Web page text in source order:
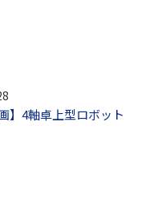
】4軸卓上型ロボット